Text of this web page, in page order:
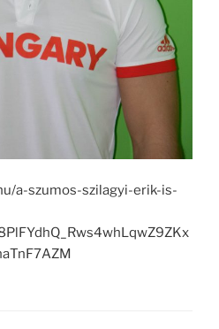
a-szumos-szilagyi-erik-is-